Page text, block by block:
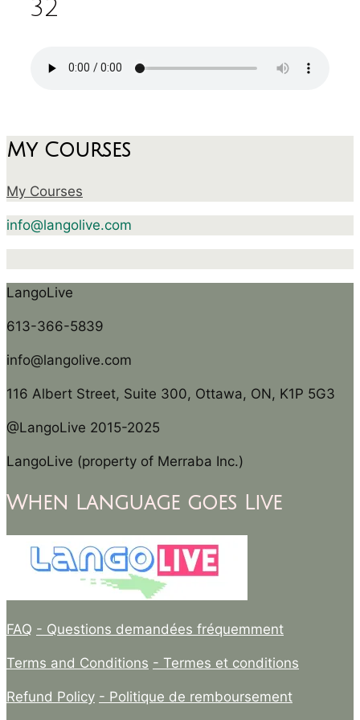
32
My Courses
My Courses
info@langolive.com
LangoLive
613-366-5839
info@langolive.com
116 Albert Street, Suite 300, Ottawa, ON, K1P 5G3
@LangoLive 2015-2025
LangoLive (property of Merraba Inc.)
When Language goes Live
FAQ - Questions demandées fréquemment
Terms and Conditions - Termes et conditions
Refund Policy - Politique de remboursement